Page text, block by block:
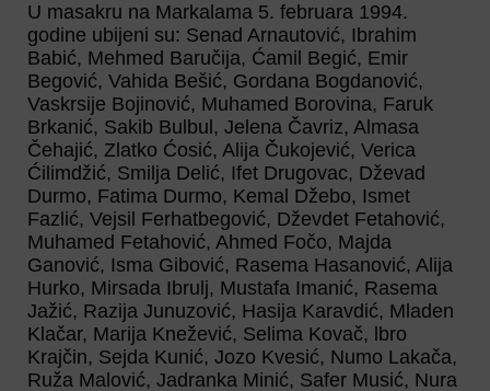
U masakru na Markalama 5. februara 1994.
godine ubijeni su: Senad Arnautović, Ibrahim
Babić, Mehmed Baručija, Ćamil Begić, Emir
Begović, Vahida Bešić, Gordana Bogdanović,
Vaskrsije Bojinović, Muhamed Borovina, Faruk
Brkanić, Sakib Bulbul, Jelena Čavriz, Almasa
Čehajić, Zlatko Ćosić, Alija Čukojević, Verica
Ćilimdžić, Smilja Delić, Ifet Drugovac, Dževad
Durmo, Fatima Durmo, Kemal Džebo, Ismet
Fazlić, Vejsil Ferhatbegović, Dževdet Fetahović,
Muhamed Fetahović, Ahmed Fočo, Majda
Ganović, Isma Gibović, Rasema Hasanović, Alija
Hurko, Mirsada Ibrulj, Mustafa Imanić, Rasema
Jažić, Razija Junuzović, Hasija Karavdić, Mladen
Klačar, Marija Knežević, Selima Kovač, lbro
Krajčin, Sejda Kunić, Jozo Kvesić, Numo Lakača,
Ruža Malović, Jadranka Minić, Safer Musić, Nura